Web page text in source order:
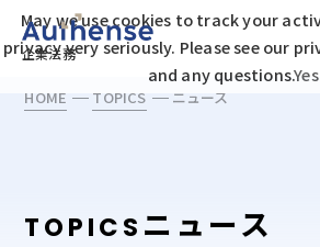
企業法務
HOME TOPICS ニュース
TOPICS ニュース
May we use cookies to track your
privacy very seriously. Please see our
and any questions.Yes